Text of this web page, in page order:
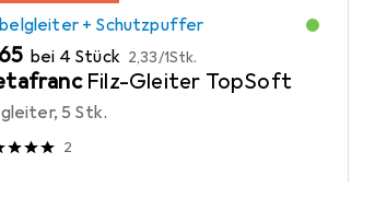
+ Schutzpuffer
bei 4 Stück EUR
2,33/1Stk.
Filz-Gleiter TopSoft
5 Stk.
2